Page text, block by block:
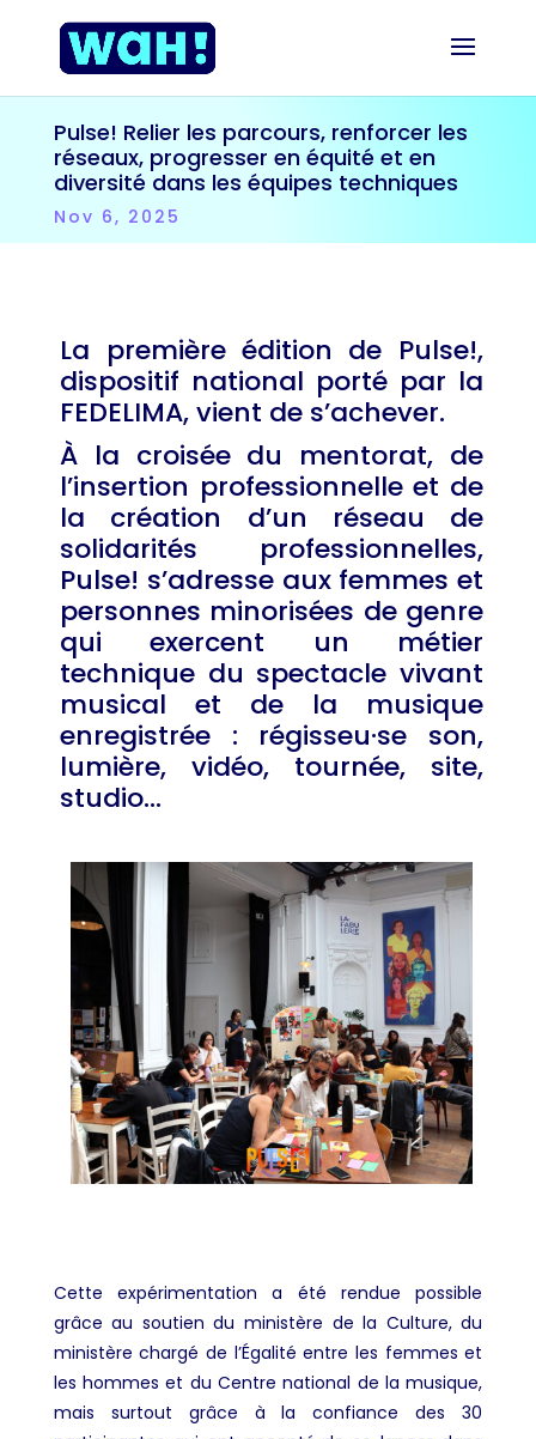
Pulse! Relier les parcours, renforcer les
réseaux, progresser en équité et en
diversité dans les équipes techniques
Nov 6, 2025
La première édition de Pulse!,
dispositif national porté par la
FEDELIMA, vient de s’achever.
À la croisée du mentorat, de
l’insertion professionnelle et de
la création d’un réseau de
solidarités professionnelles,
Pulse! s’adresse aux femmes et
personnes minorisées de genre
qui exercent un métier
technique du spectacle vivant
musical et de la musique
enregistrée : régisseu·se son,
lumière, vidéo, tournée, site,
studio…
Cette expérimentation a été rendue possible
grâce au soutien du ministère de la Culture, du
ministère chargé de l’Égalité entre les femmes et
les hommes et du Centre national de la musique,
mais surtout grâce à la confiance des 30